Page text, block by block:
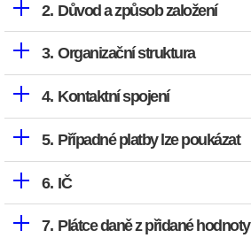
Důvod a způsob založení
Organizační struktura
Kontaktní spojení
Případné platby lze poukázat
IČ
Plátce daně z přidané hodnoty